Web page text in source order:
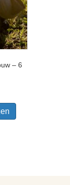
– 6